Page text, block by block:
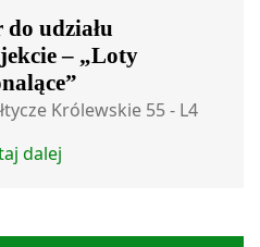
udziału
– „Loty
Królewskie 55 - L4
dalej